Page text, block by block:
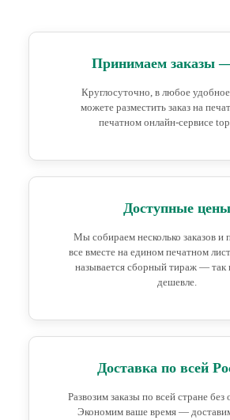
Принимаем заказы
Круглосуточно, в любое
можете разместить заказ на
печатном онлайн-сервисе
Доступные цены
Мы собираем несколько заказов и
все вместе на едином печатном
называется сборный тираж — так
дешевле.
Доставка по всей
Развозим заказы по всей стране без
Экономим ваше время —